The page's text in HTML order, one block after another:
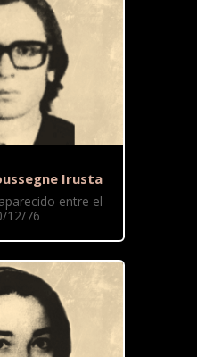
Irusta
entre el
12/76